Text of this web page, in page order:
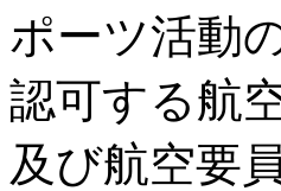
ポーツ活動
認可する航
及び航空要